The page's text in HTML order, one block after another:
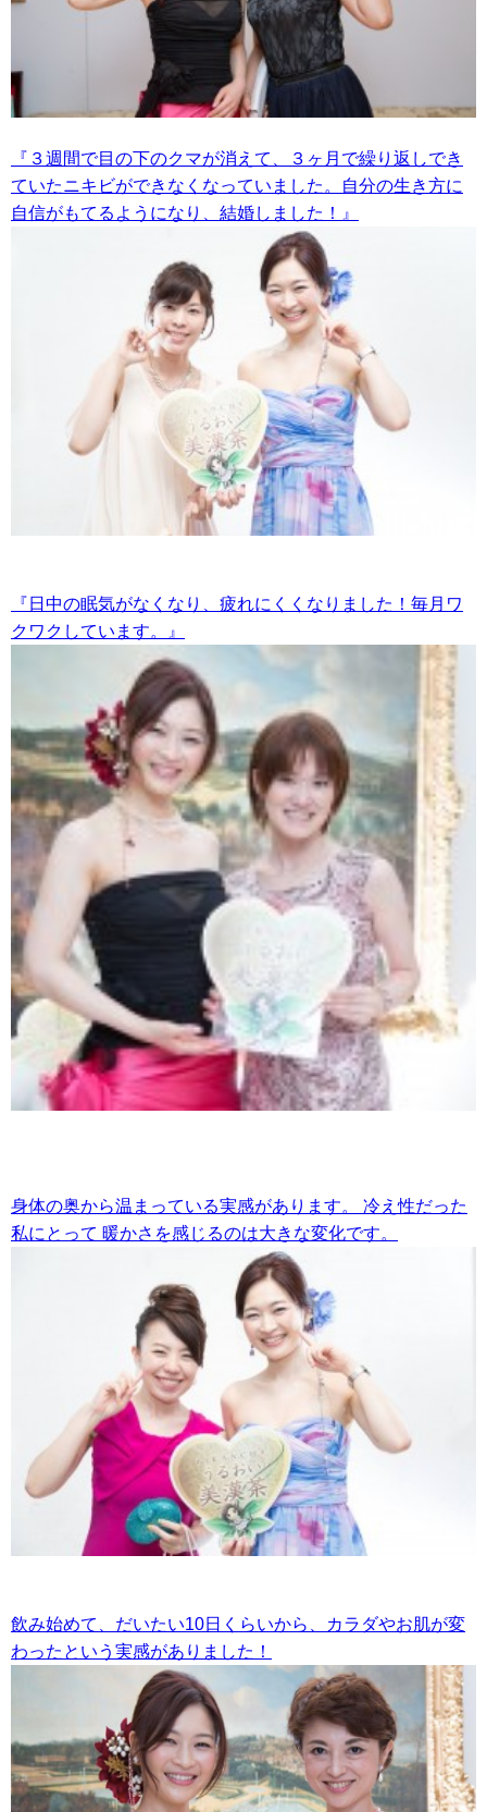
『３週間で目の下のクマが消えて、３ヶ月で繰り返しでき
ていたニキビができなくなっていました。自分の生き方に
自信がもてるようになり、結婚しました！』
『日中の眠気がなくなり、疲れにくくなりました！毎月ワ
クワクしています。』
身体の奥から温まっている実感があります。 冷え性だった
私にとって 暖かさを感じるのは大きな変化です。
飲み始めて、だいたい10日くらいから、カラダやお肌が変
わったという実感がありました！